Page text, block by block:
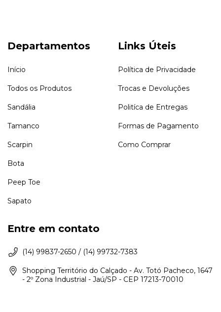
Departamentos
Início
Todos os Produtos
Sandália
Tamanco
Scarpin
Bota
Peep Toe
Sapato
Links Úteis
Política de Privacidade
Trocas e Devoluções
Politíca de Entregas
Formas de Pagamento
Como Comprar
Entre em contato
(14) 99837-2650 / (14) 99732-7383
Shopping Território do Calçado - Av. Totó Pacheco, 1647
- 2º Zona Industrial - Jaú/SP - CEP 17213-70010